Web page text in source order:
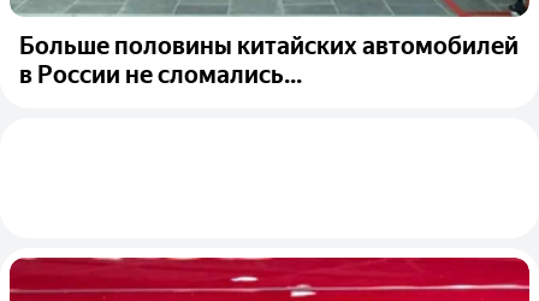
Больше половины китайских автомобилей
в России не сломались...